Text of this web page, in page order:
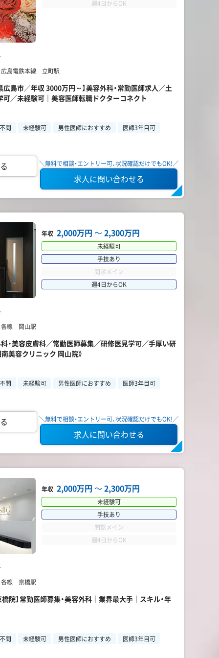
週4日からOK
広島電鉄本線 立町駅
広島市／年収 3000万円～】美容外科・常勤医師求人／土
／未経験可｜美容医師転職ドクターコネクト
問 未経験可 男性医師におすすめ 医師3年目可
＼無料で相談・エントリー可、状況確認だけでもOK!／
求人に問い合わせる
年収 2,000万円 〜2,300万円
未経験可
手技あり
問診メイン
週4日からOK
各線 岡山駅
・美容皮膚科／常勤医師募集／研修医見学可／手厚い研
美容クリニック 岡山院》
問 未経験可 男性医師におすすめ 医師3年目可
＼無料で相談・エントリー可、状況確認だけでもOK!／
求人に問い合わせる
年収 2,000万円 〜2,300万円
未経験可
手技あり
問診メイン
週4日からOK
各線 京橋駅
院】常勤医師募集・美容外科｜業界最大手｜スキル・年
問 未経験可 男性医師におすすめ 医師3年目可